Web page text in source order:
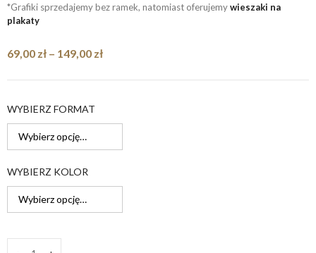
*Grafiki sprzedajemy bez ramek, natomiast oferujemywieszaki na
plakaty
69,00 zł – 149,00 złZakres
WYBIERZ FORMAT
WYBIERZ KOLOR